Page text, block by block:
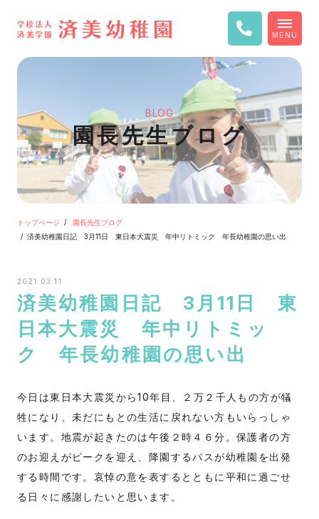
MENU
BLOG
園長先生ブログ
トップページ
園長先生ブログ
済美幼稚園日記 3月11日 東日本大震災 年中リトミック 年長幼稚園の思い出
2021.03.11
済美幼稚園日記 3月11日 東
日本大震災 年中リトミッ
ク 年長幼稚園の思い出
今日は東日本大震災から10年目、２万２千人もの方が犠
牲になり、未だにもとの生活に戻れない方もいらっしゃ
います。地震が起きたのは午後２時４６分。保護者の方
のお迎えがピークを迎え、降園するバスが幼稚園を出発
する時間です。哀悼の意を表するとともに平和に過ごせ
る日々に感謝したいと思います。